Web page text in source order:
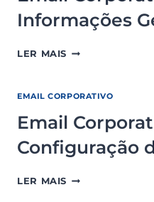
Informações
LER MAIS EMAIL
INFORMAÇÕES
EMAIL CORPORATIVO
Email
Configuração
LER MAIS EMAIL